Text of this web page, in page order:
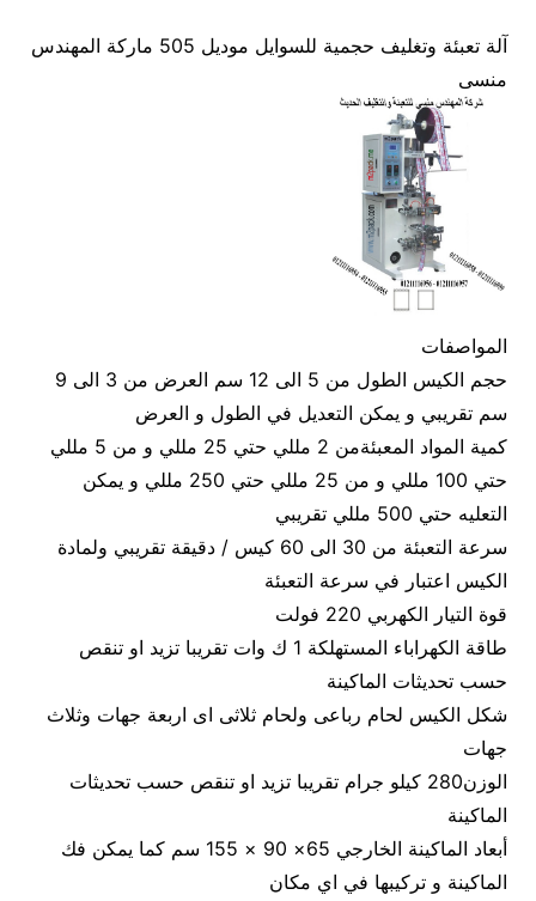
آلة تعبئة وتغليف حجمية للسوايل موديل 505 ماركة المهندس
منسى
المواصفات
حجم الكيس الطول من 5 الى 12 سم العرض من 3 الى 9
سم تقريبي و يمكن التعديل في الطول و العرض
كمية المواد المعبئةمن 2 مللي حتي 25 مللي و من 5 مللي
حتي 100 مللي و من 25 مللي حتي 250 مللي و يمكن
التعليه حتي 500 مللي تقريبي
سرعة التعبئة من 30 الى 60 كيس / دقيقة تقريبي ولمادة
الكيس اعتبار في سرعة التعبئة
قوة التيار الكهربي 220 فولت
طاقة الكهراباء المستهلكة 1 ك وات تقريبا تزيد او تنقص
حسب تحديثات الماكينة
شكل الكيس لحام رباعى ولحام ثلاثى اى اربعة جهات وثلاث
جهات
الوزن280 كيلو جرام تقريبا تزيد او تنقص حسب تحديثات
الماكينة
أبعاد الماكينة الخارجي 65× 90 × 155 سم كما يمكن فك
الماكينة و تركيبها في اي مكان